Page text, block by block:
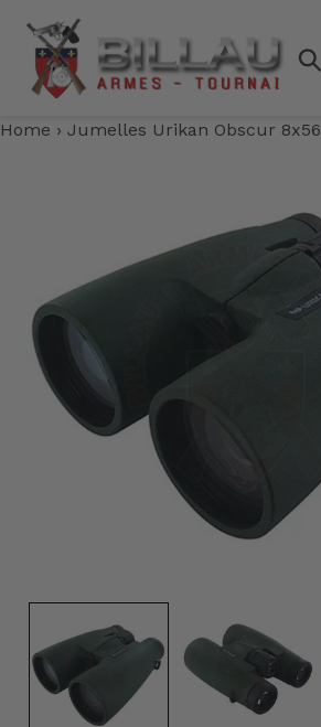
contenu
Home › Jumelles Urikan Obscur 8x56